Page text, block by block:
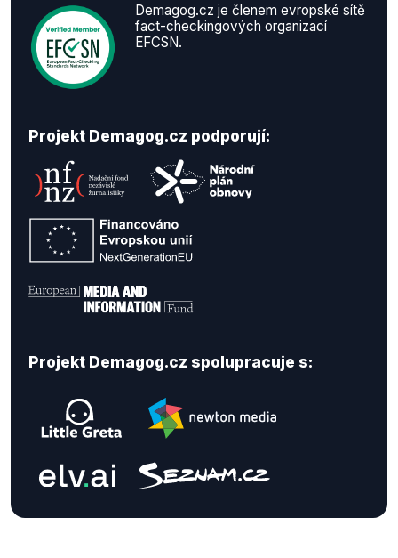
Demagog.cz je členem evropské sítě
fact-checkingových organizací
EFCSN.
Projekt Demagog.cz podporují:
Projekt Demagog.cz spolupracuje s: